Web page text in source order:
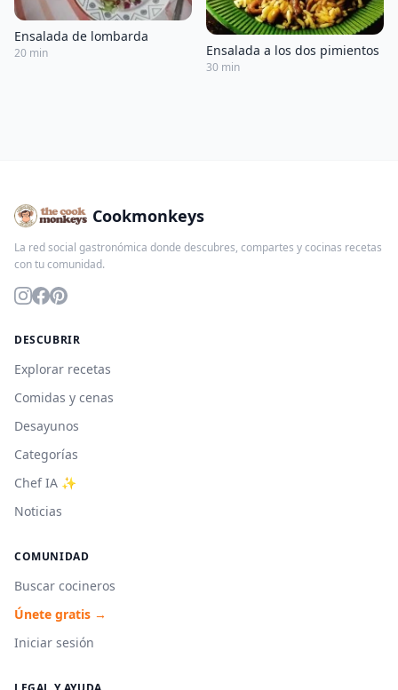
Ensalada de lombarda
20 min Ensalada a los dos pimientos
30 min
Cookmonkeys
La red social gastronómica donde descubres, compartes y cocinas recetas
con tu comunidad.
DESCUBRIR
Explorar recetas
Comidas y cenas
Desayunos
Categorías
Chef IA ✨
Noticias
COMUNIDAD
Buscar cocineros
Únete gratis →
Iniciar sesión